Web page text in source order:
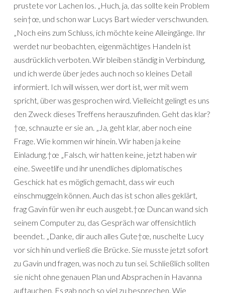
prustete vor Lachen los. „Huch, ja, das sollte kein Problem
sein†œ, und schon war Lucys Bart wieder verschwunden.
„Noch eins zum Schluss, ich möchte keine Alleingänge. Ihr
werdet nur beobachten, eigenmächtiges Handeln ist
ausdrücklich verboten. Wir bleiben ständig in Verbindung,
und ich werde über jedes auch noch so kleines Detail
informiert. Ich will wissen, wer dort ist, wer mit wem
spricht, über was gesprochen wird. Vielleicht gelingt es uns
den Zweck dieses Treffens herauszufinden. Geht das klar?
†œ, schnauzte er sie an. „Ja, geht klar, aber noch eine
Frage. Wie kommen wir hinein. Wir haben ja keine
Einladung.†œ „Falsch, wir hatten keine, jetzt haben wir
eine. Sweetlife und ihr unendliches diplomatisches
Geschick hat es möglich gemacht, dass wir euch
einschmuggeln können. Auch das ist schon alles geklärt,
frag Gavin für wen ihr euch ausgebt.†œ Duncan wand sich
seinem Computer zu, das Gespräch war offensichtlich
beendet. „Danke, dir auch alles Gute†œ, nuschelte Lucy
vor sich hin und verließ die Brücke. Sie musste jetzt sofort
zu Gavin und fragen, was noch zu tun sei. Schließlich sollten
sie nicht ohne genauen Plan und Absprachen in Havanna
auftauchen. Es gab noch so viel zu besprechen. Wie